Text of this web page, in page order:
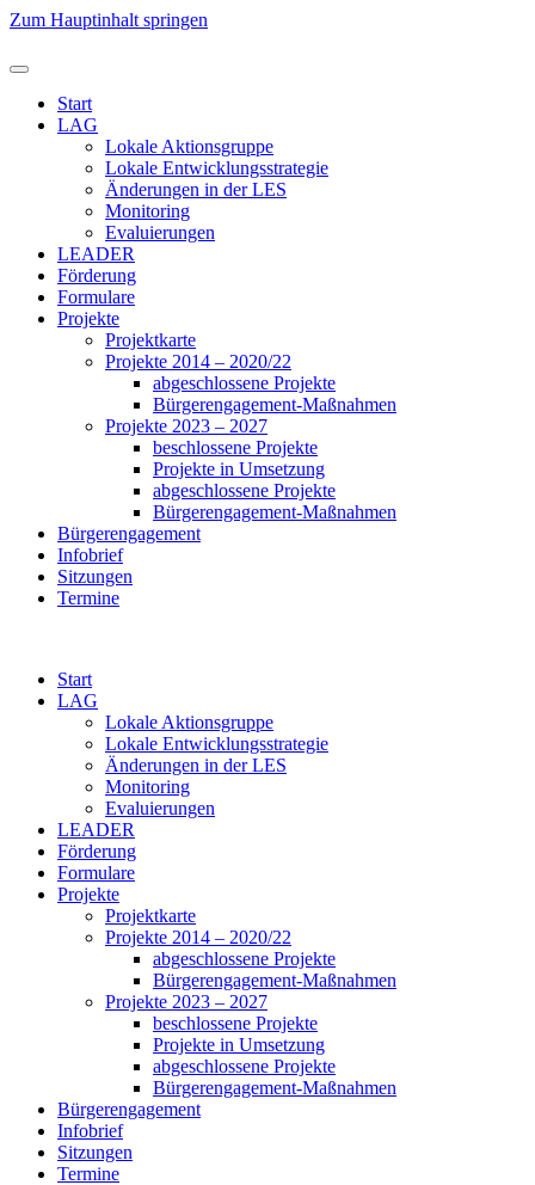
Zum Hauptinhalt springen
Start
LAG
Lokale Aktionsgruppe
Lokale Entwicklungsstrategie
Änderungen in der LES
Monitoring
Evaluierungen
LEADER
Förderung
Formulare
Projekte
Projektkarte
Projekte 2014 – 2020/22
abgeschlossene Projekte
Bürgerengagement-Maßnahmen
Projekte 2023 – 2027
beschlossene Projekte
Projekte in Umsetzung
abgeschlossene Projekte
Bürgerengagement-Maßnahmen
Bürgerengagement
Infobrief
Sitzungen
Termine
Start
LAG
Lokale Aktionsgruppe
Lokale Entwicklungsstrategie
Änderungen in der LES
Monitoring
Evaluierungen
LEADER
Förderung
Formulare
Projekte
Projektkarte
Projekte 2014 – 2020/22
abgeschlossene Projekte
Bürgerengagement-Maßnahmen
Projekte 2023 – 2027
beschlossene Projekte
Projekte in Umsetzung
abgeschlossene Projekte
Bürgerengagement-Maßnahmen
Bürgerengagement
Infobrief
Sitzungen
Termine